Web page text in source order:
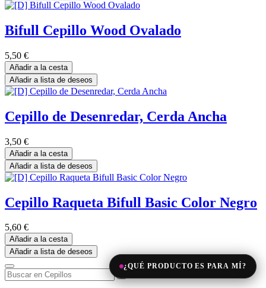
Bifull Cepillo Wood Ovalado
5,50 €
Añadir a la cesta
Añadir a lista de deseos
Cepillo de Desenredar, Cerda Ancha
3,50 €
Añadir a la cesta
Añadir a lista de deseos
Cepillo Raqueta Bifull Basic Color Negro
5,60 €
Añadir a la cesta
Añadir a lista de deseos
¿QUÉ PRODUCTO ES PARA MÍ?